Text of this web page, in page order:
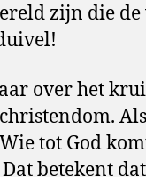
zijn die
over het
tot God
betekent